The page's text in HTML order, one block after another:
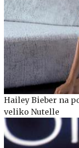
Hailey Bieber na
veliko Nutelle